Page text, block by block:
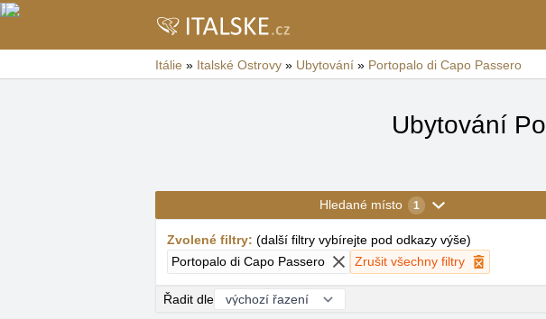
Itálie » Italské Ostrovy » Ubytování » Portopalo di Capo Passero
Ubytování
Hledané místo 1
Zvolené filtry: (další filtry vybírejte pod odkazy výše)
Portopalo di Capo Passero
Zrušit všechny filtry
Řadit dle